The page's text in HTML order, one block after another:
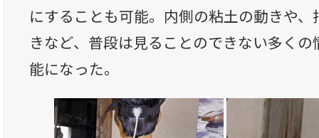
にすることも可能。内側の粘土の動きや
きなど、普段は見ることのできない多く
能になった。